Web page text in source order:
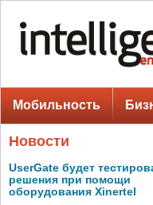
Мобильность
Новости
UserGate будет
решения при помощи
оборудования Xinertel